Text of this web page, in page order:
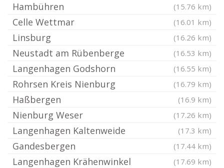
Hambühren (15.76 km)
Celle Wettmar (16.01 km)
Linsburg (16.26 km)
Neustadt am Rübenberge (16.53 km)
Langenhagen Godshorn (16.55 km)
Rohrsen Kreis Nienburg (16.79 km)
Haßbergen (16.9 km)
Nienburg Weser (17.26 km)
Langenhagen Kaltenweide (17.3 km)
Gandesbergen (17.44 km)
Langenhagen Krähenwinkel (17.69 km)